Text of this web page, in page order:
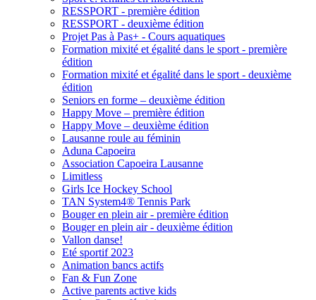
RESSPORT - première édition
RESSPORT - deuxième édition
Projet Pas à Pas+ - Cours aquatiques
Formation mixité et égalité dans le sport - première
édition
Formation mixité et égalité dans le sport - deuxième
édition
Seniors en forme – deuxième édition
Happy Move – première édition
Happy Move – deuxième édition
Lausanne roule au féminin
Aduna Capoeira
Association Capoeira Lausanne
Limitless
Girls Ice Hockey School
TAN System4® Tennis Park
Bouger en plein air - première édition
Bouger en plein air - deuxième édition
Vallon danse!
Eté sportif 2023
Animation bancs actifs
Fan & Fun Zone
Active parents active kids